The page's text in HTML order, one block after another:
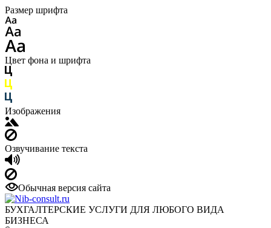
Размер шрифта
Цвет фона и шрифта
Изображения
Озвучивание текста
Обычная версия сайта
БУХГАЛТЕРСКИЕ УСЛУГИ ДЛЯ ЛЮБОГО ВИДА
БИЗНЕСА